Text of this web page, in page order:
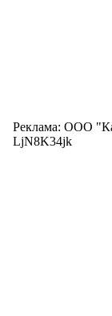
Реклама: ООО
LjN8K34jk